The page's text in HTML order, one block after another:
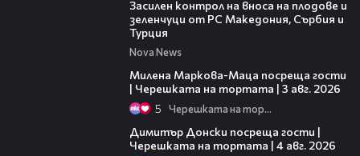
Засилен контрол на вноса на плодове и
зеленчуци от РС Македония, Сърбия и
Турция
Nova News
Милена Маркова-Маца посреща гости
| Черешката на тортата | 3 авг. 2026
5 Черешката на тортата
Димитър Донски посреща гости |
Черешката на тортата | 4 авг. 2026